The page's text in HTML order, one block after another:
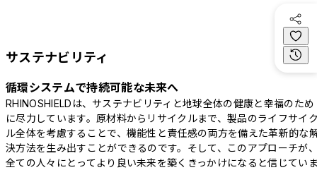
サステナビリティ
循環システムで持続可能な未来へ
RHINOSHIELDは、サステナビリティと地球全体の健康と幸福のため
に尽力しています。原材料からリサイクルまで、製品のライフサイ
ル全体を考慮することで、機能性と責任感の両方を備えた革新的な
決方法を生み出すことができるのです。そして、このアプローチが
全ての人々にとってより良い未来を築くきっかけになると信じてい